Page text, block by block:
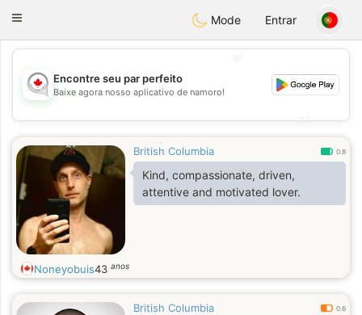
CANADIANchat
Toggle
Mode Entrar
💖
Encontre seu par perfeito
Baixe agora nosso aplicativo de namoro!
British Columbia 0.8
Kind, compassionate, driven,
attentive and motivated lover.
Noneyobuis43 anos
British Columbia 0.6